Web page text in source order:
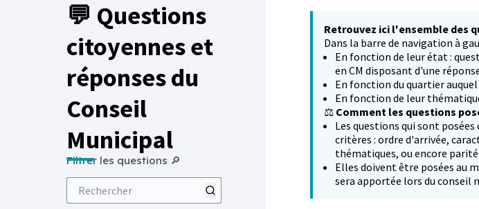
💬 Questions
citoyennes et
réponses du
Conseil
Municipal
Filtrer les questions 🔎
Retrouvez ici l'ensemble des
Dans la barre de navigation à
En fonction de leur état :
en CM disposant d'une
En fonction du quartier
En fonction de leur
⚖️ Comment les questions
Les questions qui sont
critères : ordre d'arrivée,
thématiques, ou encore
Elles doivent être posées au
sera apportée lors du conseil